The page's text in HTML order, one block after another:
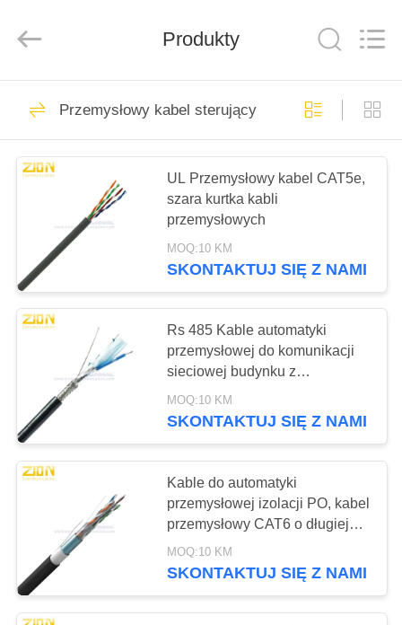
DOM
PRODUKTY
WYCIECZKA
PO
FABRYCE
KONTROLA
JAKOŚCI
SKONTAKTUJ
NAMI
LTD.
System
światłowodowy
516
Światłowód
38
Okablowanie
strukturalne miedzi
Produkty
Przemysłowy kabel sterujący
UL Przemysłowy kabel CAT5e,
szara kurtka kabli
przemysłowych
MOQ:10 KM
SKONTAKTUJ SIĘ Z NAMI
Rs 485 Kable automatyki
przemysłowej do komunikacji
sieciowej budynku z
samokontrolą
MOQ:10 KM
SKONTAKTUJ SIĘ Z NAMI
Kable do automatyki
przemysłowej izolacji PO, kabel
przemysłowy CAT6 o długiej
żywotności
MOQ:10 KM
SKONTAKTUJ SIĘ Z NAMI